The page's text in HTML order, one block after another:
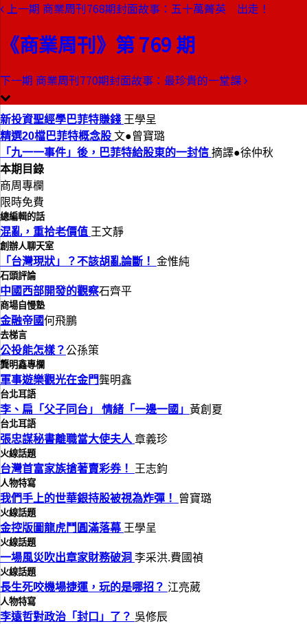
上一期 商業周刊768期封面故事：五十萬菁英 出走！
《商業周刊》第 769 期
下一期 商業周刊770期封面故事：最珍貴的一堂課
本期目錄
學巴菲特賺錢
新投資聖經學巴菲特賺錢 王學呈
精選20檔巴菲特概念股 文●曾寶璐
「九一一事件」後，巴菲特給股東的一封信 摘譯●徐仲秋
本期目錄
商周專欄
限時免費
總編輯的話
混亂，重拾老價值 王文靜
創辦人聊天室
「台灣現狀」？不該胡亂論斷！ 金惟純
石頭評論
中國西部開發的觀察石齊平
商場自慢塾
金融帝國何飛鵬
去梯言
公投能怎樣？公孫策
龔明鑫專欄
軍事遊樂觀光在金門龔明鑫
台北耳語
李、扁「父子同台」 情緒「一邊一國」 黃創夏
台北耳語
張忠謀秘書離職當大使夫人 章義珍
火線話題
台灣首富家族搶著賣彩券！ 王志鈞
人物特寫
我們手上的世華銀持股被視為炸彈！ 曾寶璐
火線話題
金控版圖龍虎鬥圓滿落幕 王學呈
火線話題
一場風災吹出章家財務破洞 李采洪.費國禎
火線話題
長生死咬機場捷運，玩的是哪招？ 江亮葳
人物特寫
李遠哲對政治「封口」了？ 吳修辰